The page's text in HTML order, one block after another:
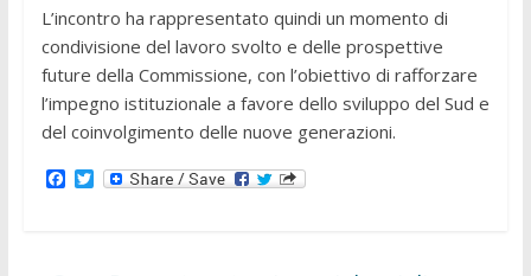
L’incontro ha rappresentato quindi un momento di
condivisione del lavoro svolto e delle prospettive
future della Commissione, con l’obiettivo di rafforzare
l’impegno istituzionale a favore dello sviluppo del Sud e
del coinvolgimento delle nuove generazioni.
F T